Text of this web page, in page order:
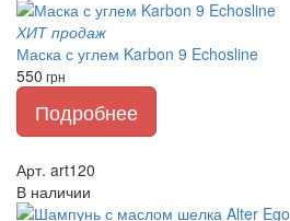
ХИТ продаж
Маска с углем Karbon 9 Echosline
550 грн
Подробнее
Арт. art120
В наличии